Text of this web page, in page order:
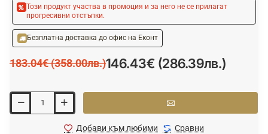
Този продукт участва в промоция и за него не се прилагат
прогресивни отстъпки.
Безплатна доставка до офис на Еконт
146.43€ (286.39лв.)
183.04€ (358.00лв.)
Добави към любими Сравни